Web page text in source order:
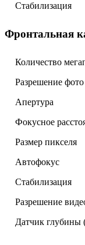
Стабилизация
Фронтальная
Количество
Разрешение фото
Апертура
Фокусное
Размер пикселя
Автофокус
Стабилизация
Разрешение
Датчик глубины